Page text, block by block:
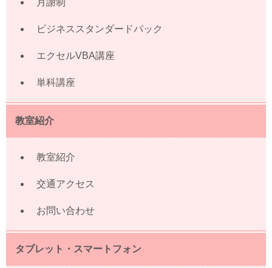
ビジネススタンダードパック
エクセルVBA講座
単科講座
教室紹介
教室紹介
交通アクセス
お問い合わせ
タブレット・スマートフォン